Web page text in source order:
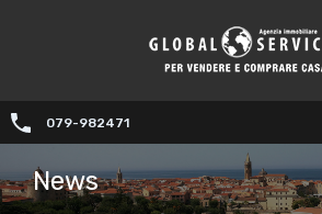
079-982471
News